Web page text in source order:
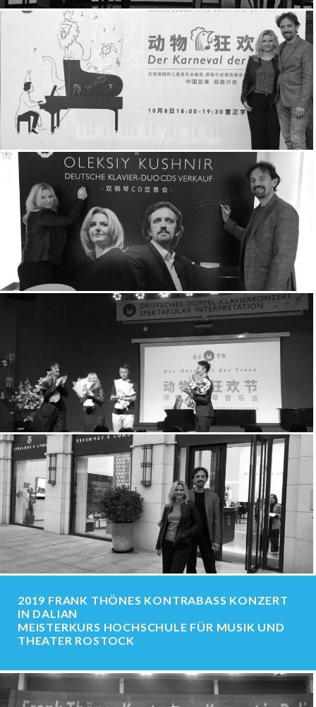
2019 FRANK THÖNES KONTRABASS KONZERT
IN DALIAN
MEISTERKURS HOCHSCHULE FÜR MUSIK UND
THEATER ROSTOCK